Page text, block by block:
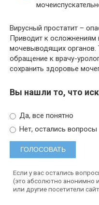
Вирусный простатит –
Приводит к осложнениям
мочевыводящих органов.
обращение к врачу-
сохранить здоровье
Вы нашли то, что
Да, все понятно
Нет, остались вопросы
Если у вас остались
(это абсолютно анонимно
или другие посетители